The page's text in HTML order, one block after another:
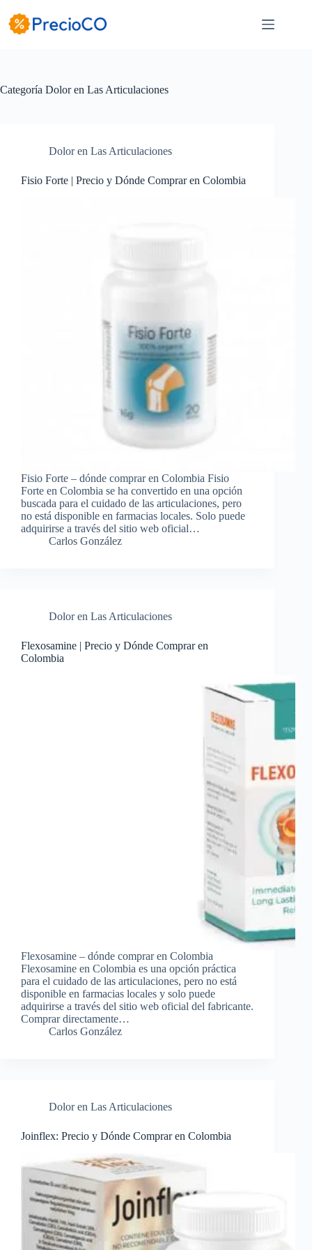
contenido
Categoría Dolor en Las Articulaciones
Dolor en Las Articulaciones
Fisio Forte | Precio y Dónde Comprar en Colombia
Fisio Forte – dónde comprar en Colombia Fisio
Forte en Colombia se ha convertido en una opción
buscada para el cuidado de las articulaciones, pero
no está disponible en farmacias locales. Solo puede
adquirirse a través del sitio web oficial…
Carlos González
Dolor en Las Articulaciones
Flexosamine | Precio y Dónde Comprar en
Colombia
Flexosamine – dónde comprar en Colombia
Flexosamine en Colombia es una opción práctica
para el cuidado de las articulaciones, pero no está
disponible en farmacias locales y solo puede
adquirirse a través del sitio web oficial del fabricante.
Comprar directamente…
Carlos González
Dolor en Las Articulaciones
Joinflex: Precio y Dónde Comprar en Colombia